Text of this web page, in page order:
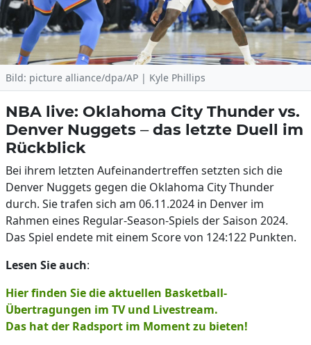
Bild: picture alliance/dpa/AP | Kyle Phillips
NBA live: Oklahoma City Thunder vs.
Denver Nuggets – das letzte Duell im
Rückblick
Bei ihrem letzten Aufeinandertreffen setzten sich die
Denver Nuggets gegen die Oklahoma City Thunder
durch. Sie trafen sich am 06.11.2024 in Denver im
Rahmen eines Regular-Season-Spiels der Saison 2024.
Das Spiel endete mit einem Score von 124:122 Punkten.
Lesen Sie auch:
Hier finden Sie die aktuellen Basketball-
Übertragungen im TV und Livestream.
Das hat der Radsport im Moment zu bieten!